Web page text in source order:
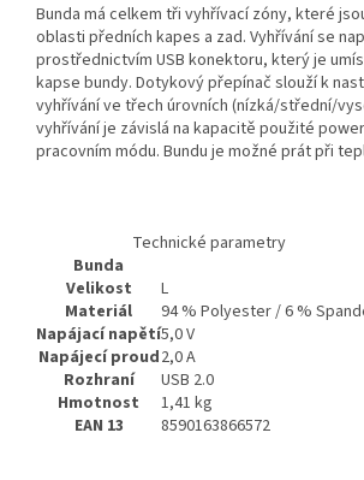
Bunda má celkem tři vyhřívací zóny, které
oblasti předních kapes a zad. Vyhřívání se
prostřednictvím USB konektoru, který je
kapse bundy. Dotykový přepínač slouží k
vyhřívání ve třech úrovních (nízká/střední/
vyhřívání je závislá na kapacitě použité
pracovním módu. Bundu je možné prát při
Technické parametry
Bunda
Velikost
L
Materiál
94 % Polyester / 6 %
Napájací napětí5,0 V
Napájecí proud2,0 A
Rozhraní
USB 2.0
Hmotnost
1,41 kg
EAN 13
8590163866572